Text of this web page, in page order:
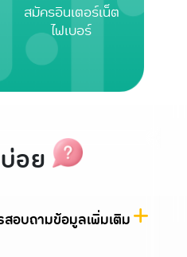
สมัครอินเตอร์เน็ต
ไฟเบอร์
อย
อบถามข้อมูลเพิ่มเติม